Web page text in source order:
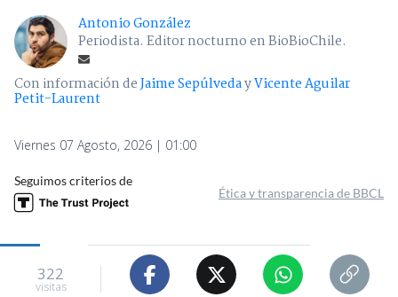
Antonio González
Periodista. Editor nocturno en BioBioChile.
Con información deJaime SepúlvedayVicente Aguilar
Petit-Laurent
Viernes 07 Agosto, 2026 | 01:00
Seguimos criterios de
Ética y transparencia de BBCL
322
visitas